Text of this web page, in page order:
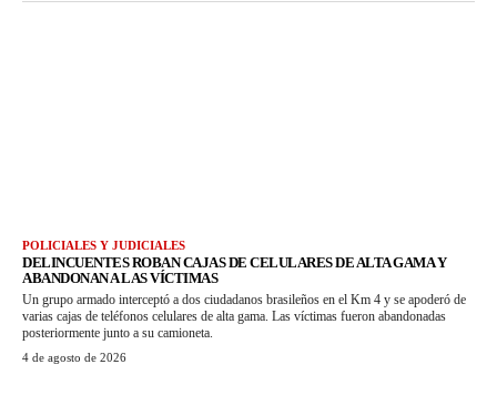
POLICIALES Y JUDICIALES
DELINCUENTES ROBAN CAJAS DE CELULARES DE ALTA GAMA Y
ABANDONAN A LAS VÍCTIMAS
Un grupo armado interceptó a dos ciudadanos brasileños en el Km 4 y se apoderó de
varias cajas de teléfonos celulares de alta gama. Las víctimas fueron abandonadas
posteriormente junto a su camioneta.
4 de agosto de 2026